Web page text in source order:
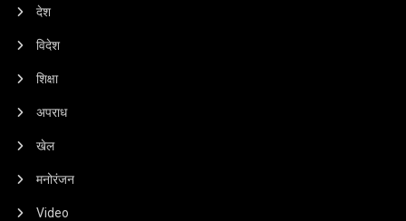
देश
विदेश
शिक्षा
अपराध
खेल
मनोरंजन
Video